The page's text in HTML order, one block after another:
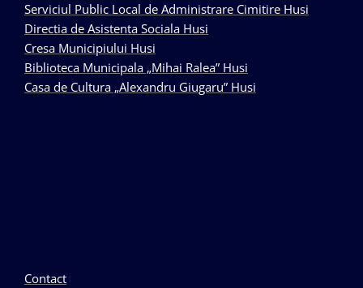
Serviciul Public Local de Administrare Cimitire Husi
Directia de Asistenta Sociala Husi
Cresa Municipiului Husi
Biblioteca Municipala „Mihai Ralea” Husi
Casa de Cultura „Alexandru Giugaru” Husi
Contact